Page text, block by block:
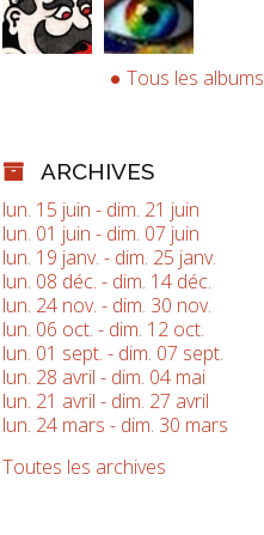
Tous les albums
ARCHIVES
lun. 15 juin - dim. 21 juin
lun. 01 juin - dim. 07 juin
lun. 19 janv. - dim. 25 janv.
lun. 08 déc. - dim. 14 déc.
lun. 24 nov. - dim. 30 nov.
lun. 06 oct. - dim. 12 oct.
lun. 01 sept. - dim. 07 sept.
lun. 28 avril - dim. 04 mai
lun. 21 avril - dim. 27 avril
lun. 24 mars - dim. 30 mars
Toutes les archives